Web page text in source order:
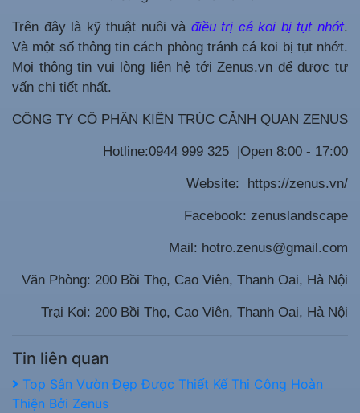
Trên đây là kỹ thuật nuôi và điều trị cá koi bị tụt nhớt.
Và một số thông tin cách phòng tránh cá koi bị tụt nhớt.
Mọi thông tin vui lòng liên hệ tới Zenus.vn để được tư
vấn chi tiết nhất.
CÔNG TY CỔ PHẦN KIẾN TRÚC CẢNH QUAN ZENUS
Hotline:0944 999 325 |Open 8:00 - 17:00
Website: https://zenus.vn/
Facebook: zenuslandscape
Mail: hotro.zenus@gmail.com
Văn Phòng: 200 Bồi Thọ, Cao Viên, Thanh Oai, Hà Nội
Trại Koi: 200 Bồi Thọ, Cao Viên, Thanh Oai, Hà Nội
Tin liên quan
Top Sân Vườn Đẹp Được Thiết Kế Thi Công Hoàn
Thiện Bởi Zenus